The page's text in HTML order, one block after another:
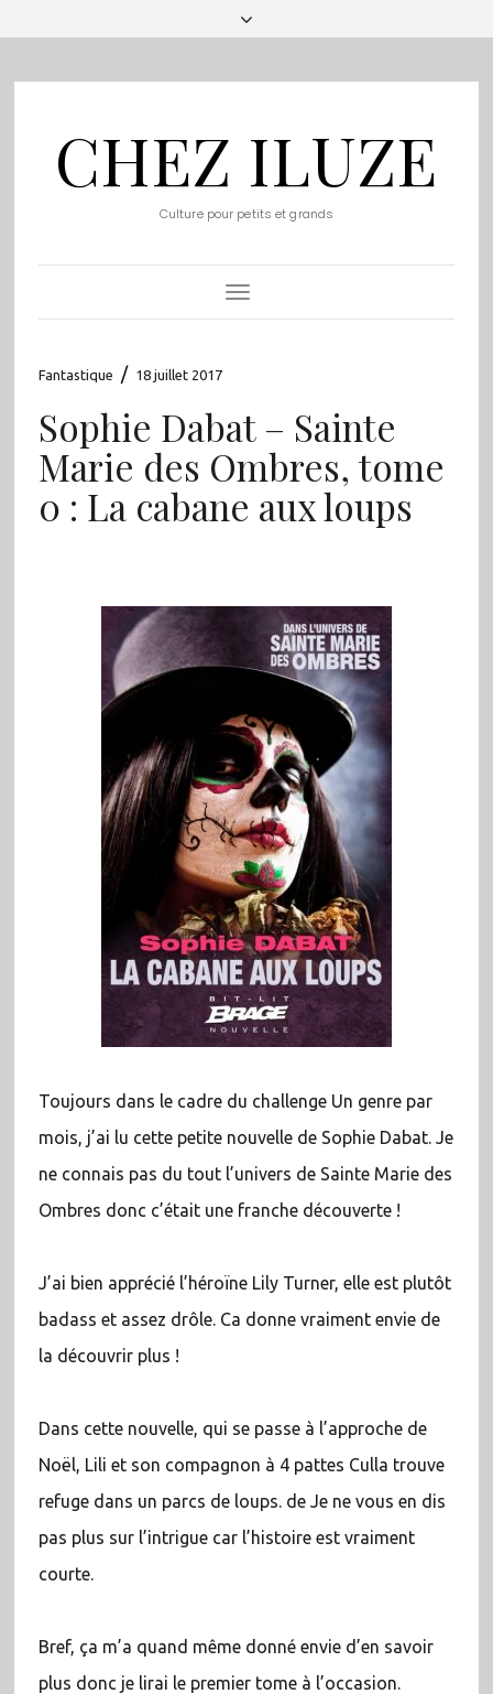
CHEZ ILUZE
Culture pour petits et grands
Toggle
Navigation
Fantastique / 18 juillet 2017
Sophie Dabat – Sainte
Marie des Ombres, tome
0 : La cabane aux loups
Toujours dans le cadre du challenge Un genre par
mois, j’ai lu cette petite nouvelle de Sophie Dabat. Je
ne connais pas du tout l’univers de Sainte Marie des
Ombres donc c’était une franche découverte !
J’ai bien apprécié l’héroïne Lily Turner, elle est plutôt
badass et assez drôle. Ca donne vraiment envie de
la découvrir plus !
Dans cette nouvelle, qui se passe à l’approche de
Noël, Lili et son compagnon à 4 pattes Culla trouve
refuge dans un parcs de loups. de Je ne vous en dis
pas plus sur l’intrigue car l’histoire est vraiment
courte.
Bref, ça m’a quand même donné envie d’en savoir
plus donc je lirai le premier tome à l’occasion.